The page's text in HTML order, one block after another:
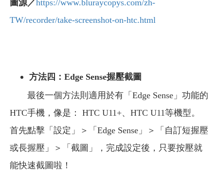
圖源／ https://www.bluraycopys.com/zh-
TW/recorder/take-screenshot-on-htc.html
方法四：Edge Sense握壓截圖
最後一個方法則適用於有「Edge Sense」功能的
HTC手機，像是： HTC U11+、HTC U11等機型。
首先點擊「設定」＞「Edge Sense」＞「自訂短握壓
或長握壓」＞「截圖」，完成設定後，只要按壓就
能快速截圖啦！